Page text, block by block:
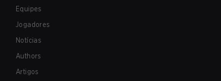
Equipes
Jogadores
Notícias
Authors
Artigos